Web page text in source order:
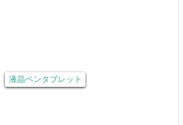
液晶ペンタブレット